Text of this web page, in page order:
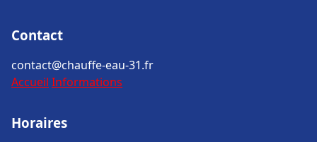
Contact
contact@chauffe-eau-31.fr
Accueil Informations
Horaires